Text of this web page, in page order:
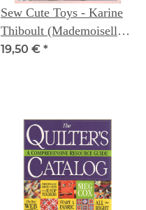
Sew Cute Toys - Karine
Thiboult (Mademoiselle
Tika)
19,50 € *